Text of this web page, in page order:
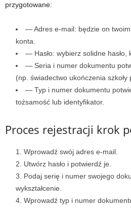
przygotowane:
— Adres e-mail: będzie on
konta.
— Hasło: wybierz solidne hasło,
— Seria i numer dokumentu
(np. świadectwo ukończenia szkoły
— Typ i numer dokumentu
tożsamość lub identyfikator.
Proces rejestracji krok
Wprowadź swój adres e-mail.
Utwórz hasło i potwierdź je.
Podaj serię i numer swojego
wykształcenie.
Wprowadź typ i numer